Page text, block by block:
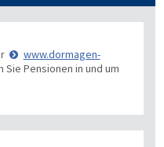
www.dormagen-
Sie Pensionen in und um